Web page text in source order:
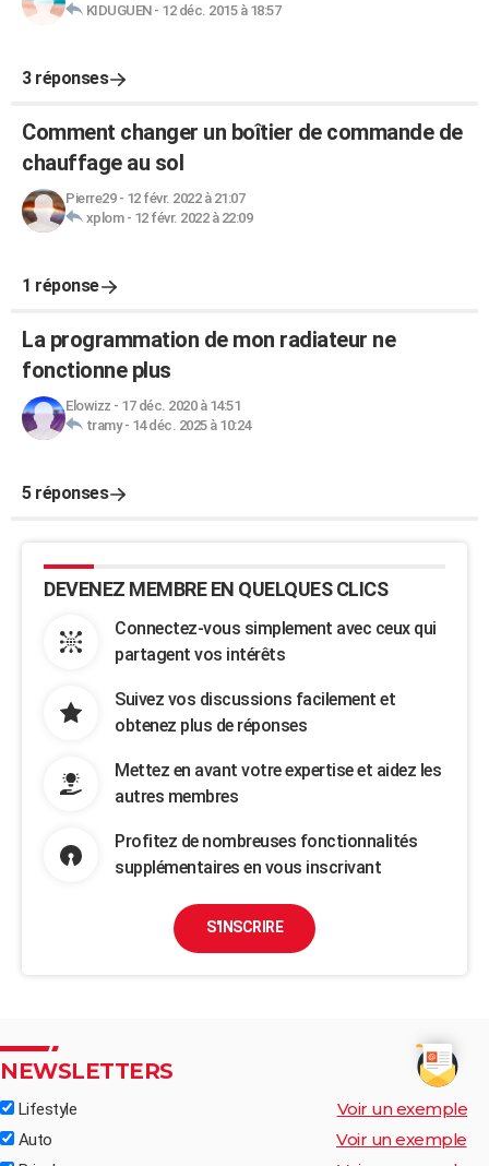
KIDUGUEN- 12 déc. 2015 à 18:57
3 réponses
Comment changer un boîtier de commande de
chauffage au sol
Pierre29- 12 févr. 2022 à 21:07
xplom- 12 févr. 2022 à 22:09
1 réponse
La programmation de mon radiateur ne
fonctionne plus
Elowizz - 17 déc. 2020 à 14:51
tramy- 14 déc. 2025 à 10:24
5 réponses
DEVENEZ MEMBRE EN QUELQUES CLICS
Connectez-vous simplement avec ceux qui
partagent vos intérêts
Suivez vos discussions facilement et
obtenez plus de réponses
Mettez en avant votre expertise et aidez les
autres membres
Profitez de nombreuses fonctionnalités
supplémentaires en vous inscrivant
S'INSCRIRE
NEWSLETTERS
Lifestyle Voir un exemple
Auto Voir un exemple